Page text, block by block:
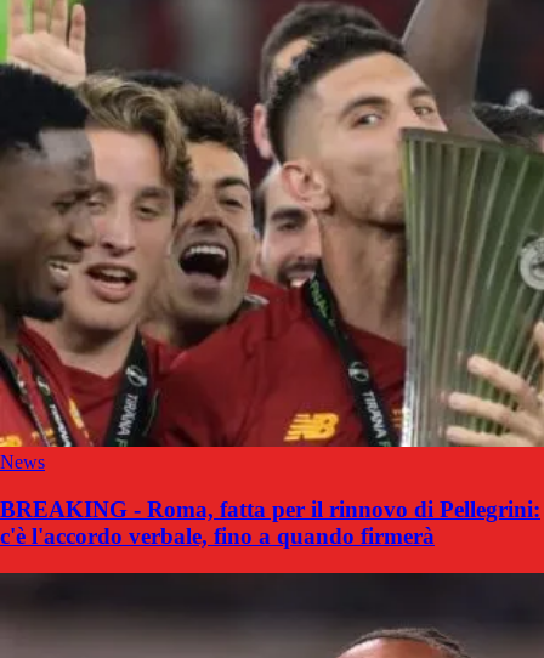
News
BREAKING - Roma, fatta per il rinnovo di Pellegrini:
c'è l'accordo verbale, fino a quando firmerà